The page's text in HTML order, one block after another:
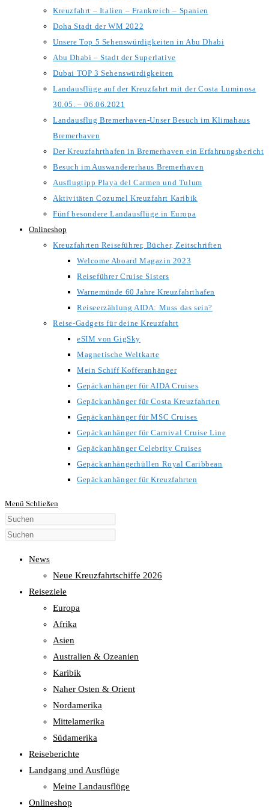
Kreuzfahrt – Italien – Frankreich – Spanien
Doha Stadt der WM 2022
Unsere Top 5 Sehenswürdigkeiten in Abu Dhabi
Abu Dhabi – Stadt der Superlative
Dubai TOP 3 Sehenswürdigkeiten
Landausflüge auf der Kreuzfahrt mit der Costa Luminosa
30.05. – 06.06.2021
Landausflug Bremerhaven-Unser Besuch im Klimahaus
Bremerhaven
Der Kreuzfahrthafen in Bremerhaven ein Erfahrungsbericht
Besuch im Auswandererhaus Bremerhaven
Ausflugtipp Playa del Carmen und Tulum
Aktivitäten Cozumel Kreuzfahrt Karibik
Fünf besondere Landausflüge in Europa
Onlineshop
Kreuzfahrten Reiseführer, Bücher, Zeitschriften
Welcome Aboard Magazin 2023
Reiseführer Cruise Sisters
Warnemünde 60 Jahre Kreuzfahrthafen
Reiseerzählung AIDA: Muss das sein?
Reise-Gadgets für deine Kreuzfahrt
eSIM von GigSky
Magnetische Weltkarte
Mein Schiff Kofferanhänger
Gepäckanhänger für AIDA Cruises
Gepäckanhänger für Costa Kreuzfahrten
Gepäckanhänger für MSC Cruises
Gepäckanhänger für Carnival Cruise Line
Gepäckanhänger Celebrity Cruises
Gepäckanhängerhüllen Royal Caribbean
Gepäckanhänger für Kreuzfahrten
Menü Schließen
Diese
Website
News
Neue Kreuzfahrtschiffe 2026
Reiseziele
Europa
Afrika
Asien
Australien & Ozeanien
Karibik
Naher Osten & Orient
Nordamerika
Mittelamerika
Südamerika
Reiseberichte
Landgang und Ausflüge
Meine Landausflüge
Onlineshop